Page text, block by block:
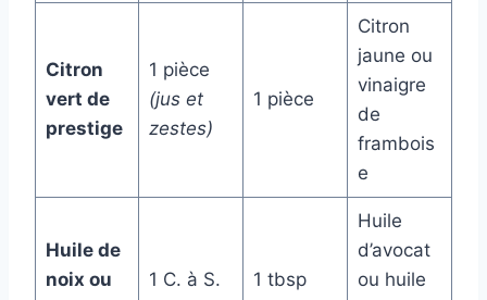
Citron
vert de
prestige
1 pièce
(jus et
zestes)
1 pièce
Citron
jaune ou
vinaigre
de
frambois
e
Huile de
noix ou
1 C. à S. 1 tbsp
Huile
d’avocat
ou huile